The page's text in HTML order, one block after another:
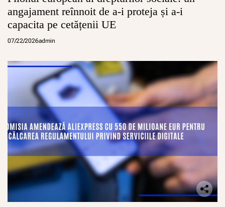
angajament reînnoit de a-i proteja și a-i
capacita pe cetățenii UE
07/22/2026admin